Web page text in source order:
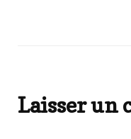
Laisser un